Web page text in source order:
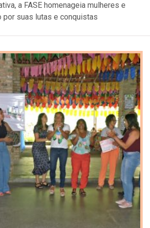
a FASE homenageia mulheres e
por suas lutas e conquistas